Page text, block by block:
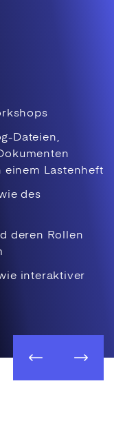
Dateien,
einem Lastenheft
des
deren Rollen
interaktiver
Previous